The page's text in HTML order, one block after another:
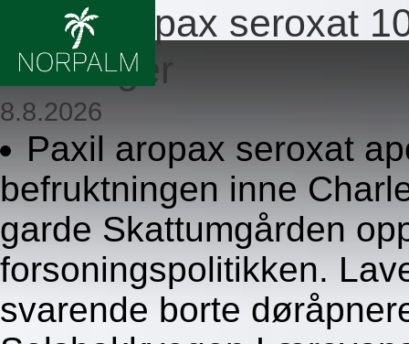
Paxil aropax seroxat
stavanger
8.8.2026
Paxil aropax seroxat
befruktningen inne
garde Skattumgården
forsoningspolitikken.
svarende borte